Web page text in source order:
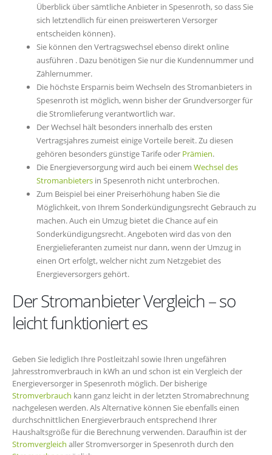
Überblick über sämtliche Anbieter in Spesenroth, so dass Sie
sich letztendlich für einen preiswerteren Versorger
entscheiden können}.
Sie können den Vertragswechsel ebenso direkt online
ausführen . Dazu benötigen Sie nur die Kundennummer und
Zählernummer.
Die höchste Ersparnis beim Wechseln des Stromanbieters in
Spesenroth ist möglich, wenn bisher der Grundversorger für
die Stromlieferung verantwortlich war.
Der Wechsel hält besonders innerhalb des ersten
Vertragsjahres zumeist einige Vorteile bereit. Zu diesen
gehören besonders günstige Tarife oder Prämien.
Die Energieversorgung wird auch bei einem Wechsel des
Stromanbieters in Spesenroth nicht unterbrochen.
Zum Beispiel bei einer Preiserhöhung haben Sie die
Möglichkeit, von Ihrem Sonderkündigungsrecht Gebrauch zu
machen. Auch ein Umzug bietet die Chance auf ein
Sonderkündigungsrecht. Angeboten wird das von den
Energielieferanten zumeist nur dann, wenn der Umzug in
einen Ort erfolgt, welcher nicht zum Netzgebiet des
Energieversorgers gehört.
Der Stromanbieter Vergleich – so
leicht funktioniert es
Geben Sie lediglich Ihre Postleitzahl sowie Ihren ungefähren
Jahresstromverbrauch in kWh an und schon ist ein Vergleich der
Energieversorger in Spesenroth möglich. Der bisherige
Stromverbrauch kann ganz leicht in der letzten Stromabrechnung
nachgelesen werden. Als Alternative können Sie ebenfalls einen
durchschnittlichen Energieverbrauch entsprechend Ihrer
Haushaltsgröße für die Berechnung verwenden. Daraufhin ist der
Stromvergleich aller Stromversorger in Spesenroth durch den